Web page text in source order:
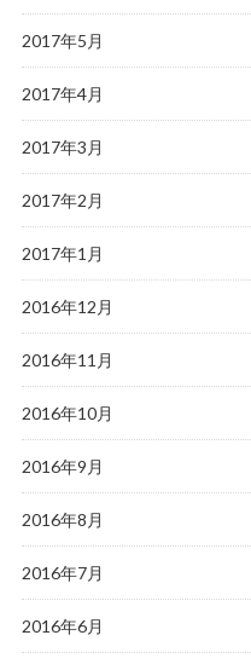
2017年5月
2017年4月
2017年3月
2017年2月
2017年1月
2016年12月
2016年11月
2016年10月
2016年9月
2016年8月
2016年7月
2016年6月